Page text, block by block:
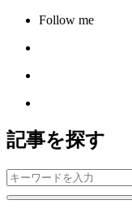
Follow me
記事を探す